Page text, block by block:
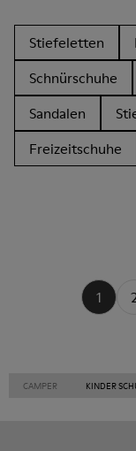
Stiefeletten
Schnürschuhe
Sandalen
Freizeitschuhe
1
CAMPER KINDER